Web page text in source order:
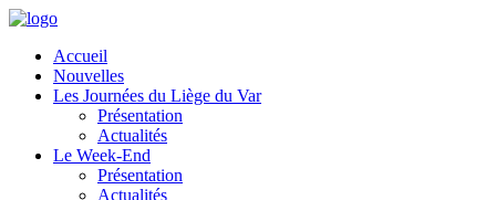
Accueil
Nouvelles
Les Journées du Liège du Var
Présentation
Actualités
Le Week-End
Présentation
Actualités